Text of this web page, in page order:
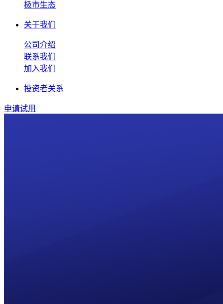
极市生态
关于我们
公司介绍
联系我们
加入我们
投资者关系
申请试用